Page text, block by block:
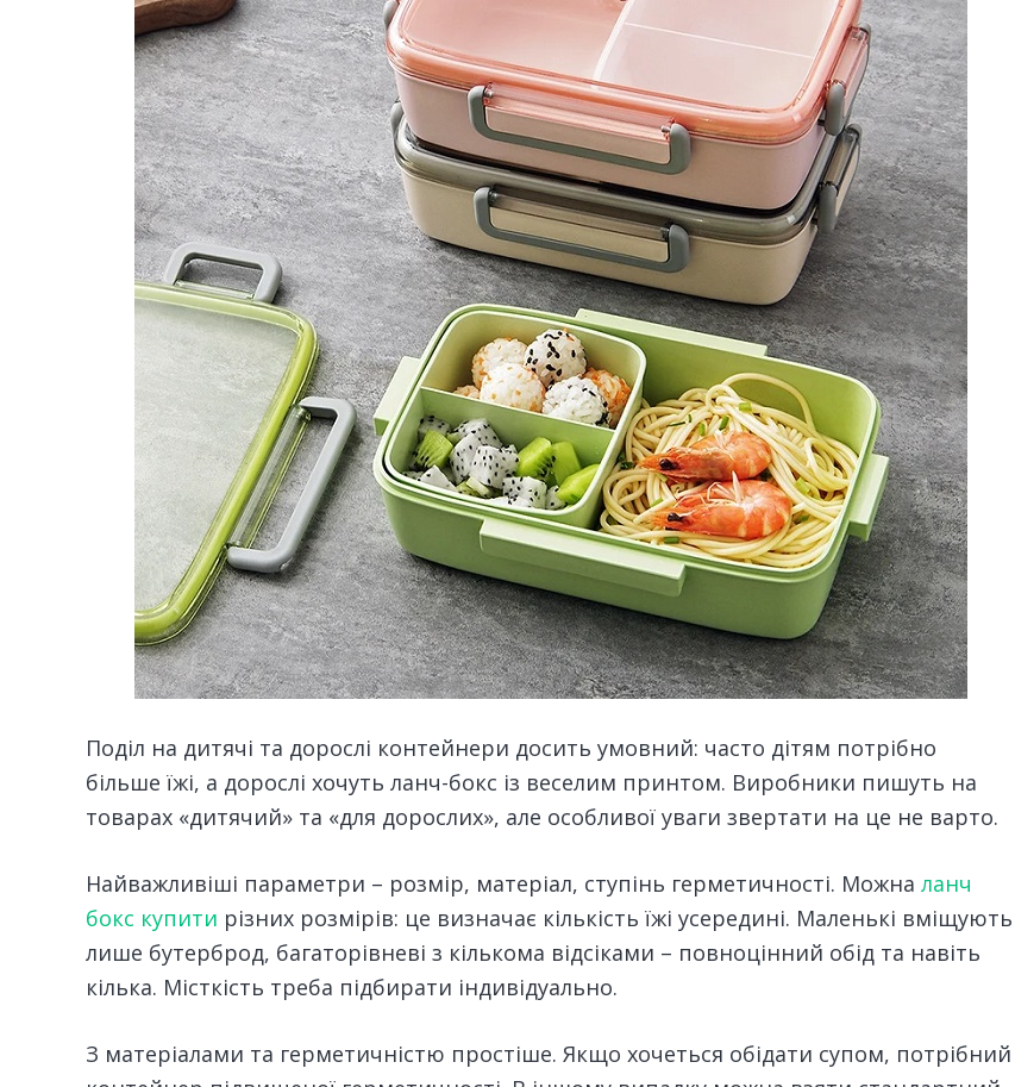
Поділ на дитячі та дорослі контейнери досить умовний: часто дітям потрібно
більше їжі, а дорослі хочуть ланч-бокс із веселим принтом. Виробники пишуть на
товарах «дитячий» та «для дорослих», але особливої ​​уваги звертати на це не варто.
Найважливіші параметри – розмір, матеріал, ступінь герметичності. Можна ланч
бокс купити різних розмірів: це визначає кількість їжі усередині. Маленькі вміщують
лише бутерброд, багаторівневі з кількома відсіками – повноцінний обід та навіть
кілька. Місткість треба підбирати індивідуально.
З матеріалами та герметичністю простіше. Якщо хочеться обідати супом, потрібний